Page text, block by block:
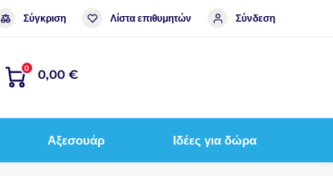
Σύγκριση Λίστα επιθυμητών Σύνδεση
0 0,00 €
Αξεσουάρ Ιδέες για δώρα